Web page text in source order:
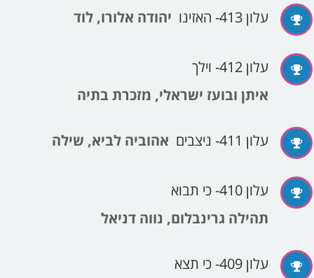
עלון 413- האזינו יהודה אלורו, לוד
עלון 412- וילך
איתן ובועז ישראלי, מזכרת בתיה
עלון 411- ניצבים אהוביה לביא, שילה
עלון 410- כי תבוא
תהילה גרינבלום, נווה דניאל
עלון 409- כי תצא